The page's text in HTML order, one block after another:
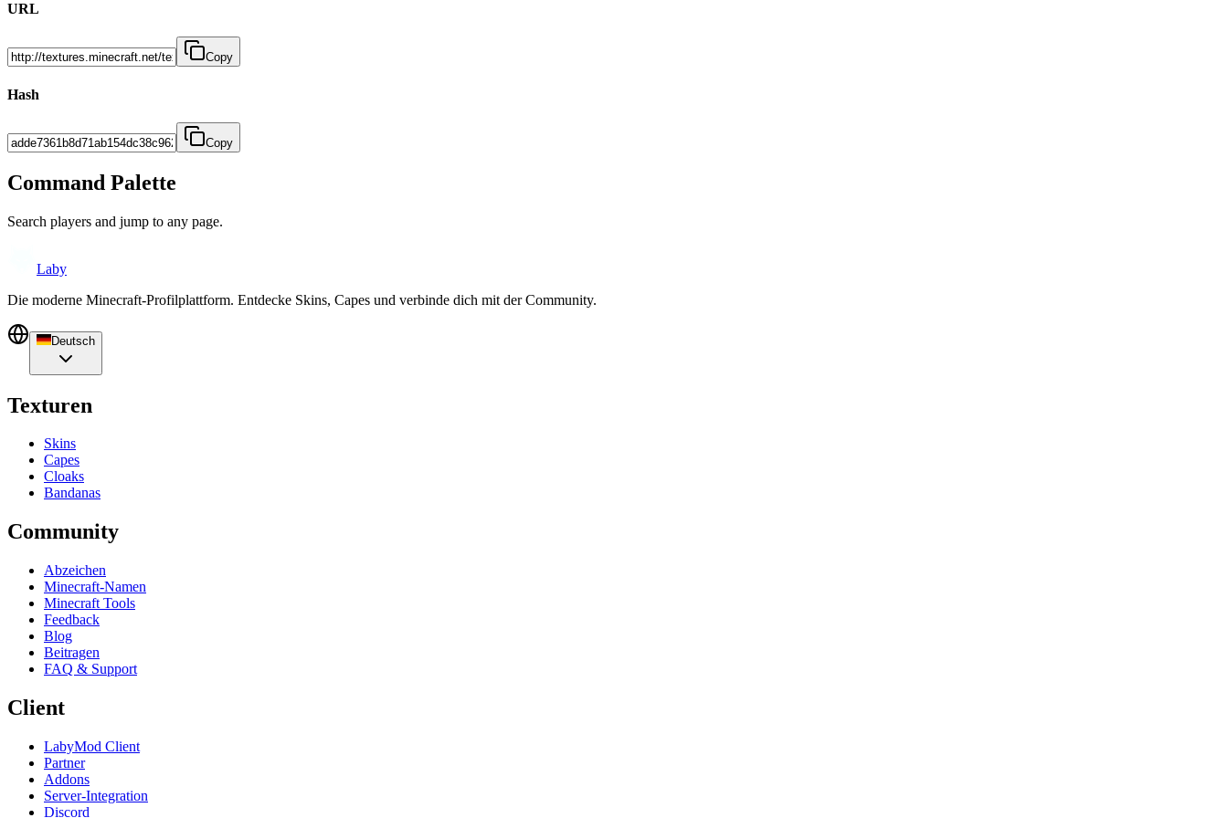
URL
Copy
Hash
Copy
Command Palette
Search players and jump to any page.
Laby
Die moderne Minecraft-Profilplattform. Entdecke Skins, Capes und verbinde dich mit der Community.
Deutsch
Texturen
Skins
Capes
Cloaks
Bandanas
Community
Abzeichen
Minecraft-Namen
Minecraft Tools
Feedback
Blog
Beitragen
FAQ & Support
Client
LabyMod Client
Partner
Addons
Server-Integration
Discord